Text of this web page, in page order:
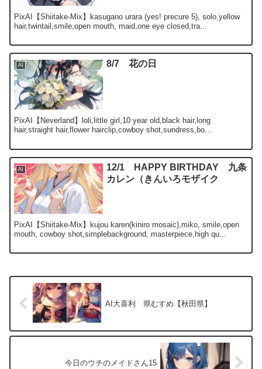
PixAI【Shiitake-Mix】kasugano urara (yes! precure 5), solo,yellow
hair,twintail,smile,open mouth, maid,one eye closed,tra...
AI 8/7 花の日
PixAI【Neverland】loli,little girl,10 year old,black hair,long
hair,straight hair,flower hairclip,cowboy shot,sundress,bo...
AI
12/1 HAPPY BIRTHDAY 九条
カレン（きんいろモザイク
PixAI【Shiitake-Mix】kujou karen(kiniro mosaic),miko, smile,open
mouth, cowboy shot,simplebackground, masterpiece,high qu...
AI大喜利 県むすめ【秋田県】
今日のウチのメイドさん15